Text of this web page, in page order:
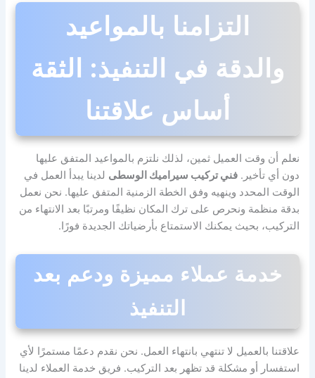
التزامنا بالمواعيد
والدقة في التنفيذ: الثقة
أساس علاقتنا
نعلم أن وقت العميل ثمين، لذلك نلتزم بالمواعيد المتفق عليها
دون أي تأخير.فني تركيب سيراميك الوسطى لدينا يبدأ العمل في
الوقت المحدد وينهيه وفق الخطة الزمنية المتفق عليها. نحن نعمل
بدقة منظمة ونحرص على ترك المكان نظيفًا ومرتبًا بعد الانتهاء من
التركيب، بحيث يمكنك الاستمتاع بأرضياتك الجديدة فورًا.
خدمة عملاء مميزة ودعم بعد
التنفيذ
علاقتنا بالعميل لا تنتهي بانتهاء العمل. نحن نقدم دعمًا مستمرًا لأي
استفسار أو مشكلة قد تظهر بعد التركيب. فريق خدمة العملاء لدينا